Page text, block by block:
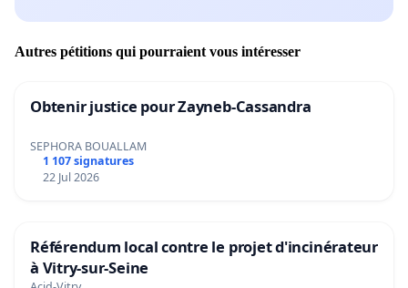
Autres pétitions qui pourraient vous intéresser
Obtenir justice pour Zayneb-Cassandra
SEPHORA BOUALLAM
1 107 signatures
22 Jul 2026
Référendum local contre le projet d'incinérateur
à Vitry-sur-Seine